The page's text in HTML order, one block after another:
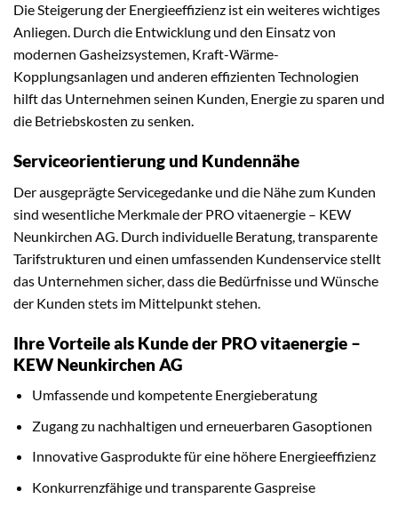
Die Steigerung der Energieeffizienz ist ein weiteres wichtiges
Anliegen. Durch die Entwicklung und den Einsatz von
modernen Gasheizsystemen, Kraft-Wärme-
Kopplungsanlagen und anderen effizienten Technologien
hilft das Unternehmen seinen Kunden, Energie zu sparen und
die Betriebskosten zu senken.
Serviceorientierung und Kundennähe
Der ausgeprägte Servicegedanke und die Nähe zum Kunden
sind wesentliche Merkmale der PRO vitaenergie – KEW
Neunkirchen AG. Durch individuelle Beratung, transparente
Tarifstrukturen und einen umfassenden Kundenservice stellt
das Unternehmen sicher, dass die Bedürfnisse und Wünsche
der Kunden stets im Mittelpunkt stehen.
Ihre Vorteile als Kunde der PRO vitaenergie –
KEW Neunkirchen AG
Umfassende und kompetente Energieberatung
Zugang zu nachhaltigen und erneuerbaren Gasoptionen
Innovative Gasprodukte für eine höhere Energieeffizienz
Konkurrenzfähige und transparente Gaspreise